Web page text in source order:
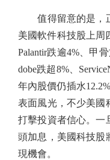
值得留意的是，正
美國軟件科技股上周
Palantir跌逾4%、甲
dobe跌超8%、
年內股價仍插水
表面風光，不少美國
打擊投資者信心。一
頭加息，美國科技股
現機會。